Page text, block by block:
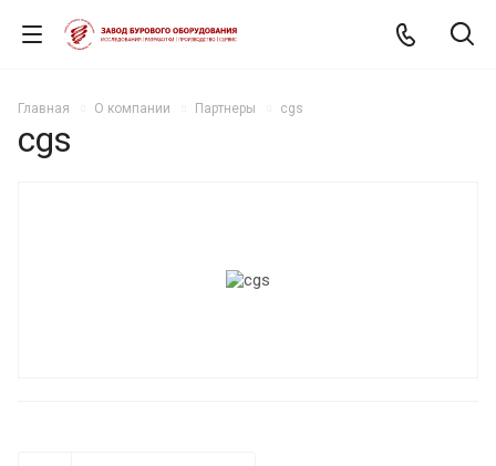
Главная О компании Партнеры cgs
cgs